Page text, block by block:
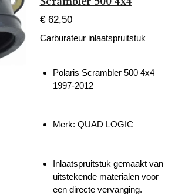
€ 62,50
Carburateur inlaatspruitstuk
Polaris Scrambler 500 4x4
1997-2012
Merk: QUAD LOGIC
Inlaatspruitstuk gemaakt van
uitstekende materialen voor
een directe vervanging.